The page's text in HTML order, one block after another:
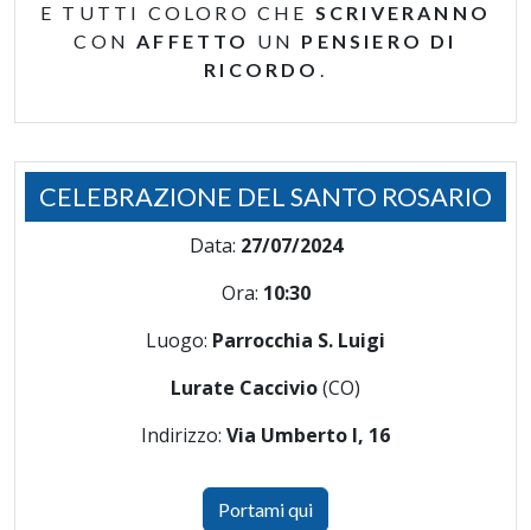
E TUTTI COLORO CHE SCRIVERANNO
CONAFFETTO UN PENSIERO DI
RICORDO .
CELEBRAZIONE DEL SANTO ROSARIO
Data: 27/07/2024
Ora: 10:30
Luogo: Parrocchia S. Luigi
Lurate Caccivio(CO)
Indirizzo: Via Umberto I, 16
Portami qui